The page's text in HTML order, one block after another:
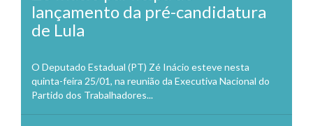
lançamento da pré-candidatura
de Lula
O Deputado Estadual (PT) Zé Inácio esteve nesta
quinta-feira 25/01, na reunião da Executiva Nacional do
Partido dos Trabalhadores...